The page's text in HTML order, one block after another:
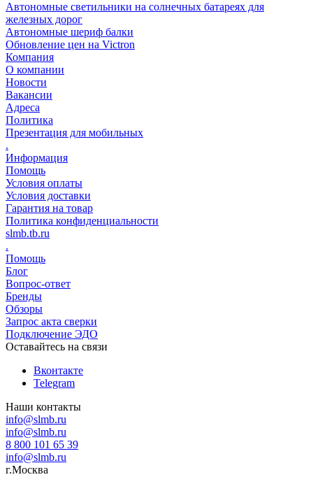
Автономные светильники на солнечных батареях для
железных дорог
Автономные шериф балки
Обновление цен на Victron
Компания
О компании
Новости
Вакансии
Адреса
Политика
Презентация для мобильных
.
Информация
Помощь
Условия оплаты
Условия доставки
Гарантия на товар
Политика конфиденциальности
slmb.tb.ru
.
Помощь
Блог
Вопрос-ответ
Бренды
Обзоры
Запрос акта сверки
Подключение ЭДО
Оставайтесь на связи
Вконтакте
Telegram
Наши контакты
info@slmb.ru
info@slmb.ru
8 800 101 65 39
info@slmb.ru
г.Москва